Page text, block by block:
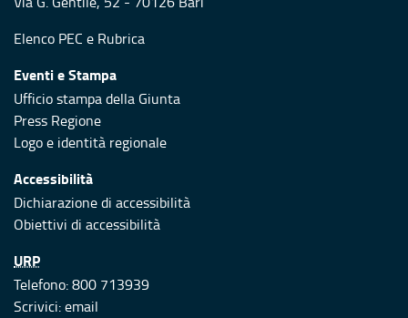
Elenco PEC e Rubrica
Eventi e Stampa
Ufficio stampa della Giunta
Press Regione
Logo e identità regionale
Accessibilità
Dichiarazione di accessibilità
Obiettivi di accessibilità
URP
Telefono: 800 713939
Scrivici:email